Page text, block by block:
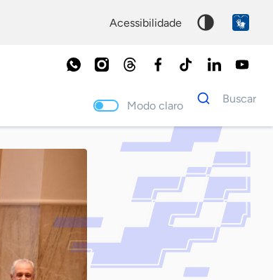
acessibilidade
Modo claro
Dados
para
Buscar
Palavra
chave